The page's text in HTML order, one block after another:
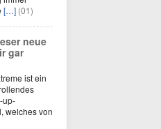
[…] (01)
neue
gar
ist ein
up-
welches von